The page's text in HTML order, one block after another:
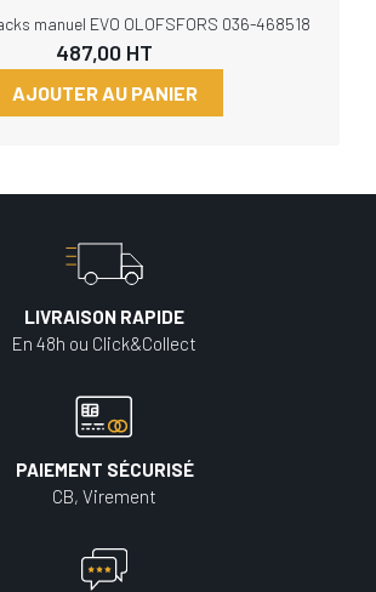
manuel EVO OLOFSFORS 036-468518
487,00 HT
AJOUTER AU PANIER
LIVRAISON RAPIDE
En 48h ou Click&Collect
PAIEMENT SÉCURISÉ
CB, Virement